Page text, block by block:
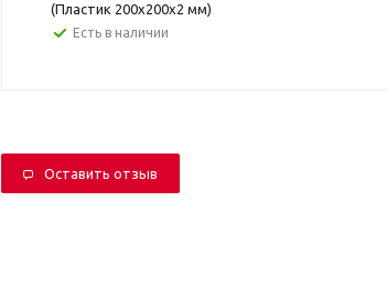
(Пластик 200x200x2 мм)
Есть в наличии
Оставить отзыв